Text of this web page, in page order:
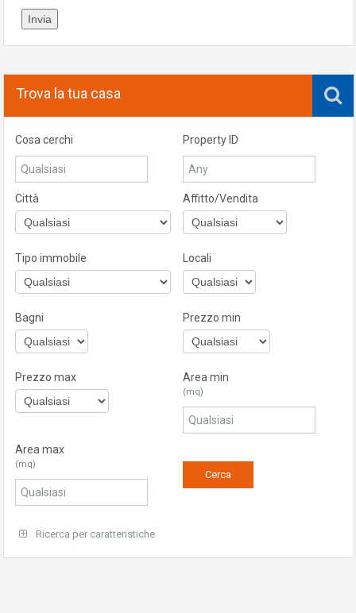
Trova la tua casa
Cosa cerchi Property ID
Città Affitto/Vendita
Tipo immobile Locali
Bagni Prezzo min
Prezzo max Area min
(mq)
Area max
(mq)
Ricerca per caratteristiche